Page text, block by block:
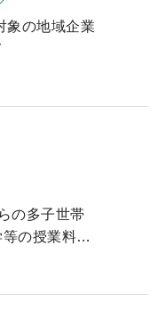
象の地域企業
ー
の多子世帯
の授業料等